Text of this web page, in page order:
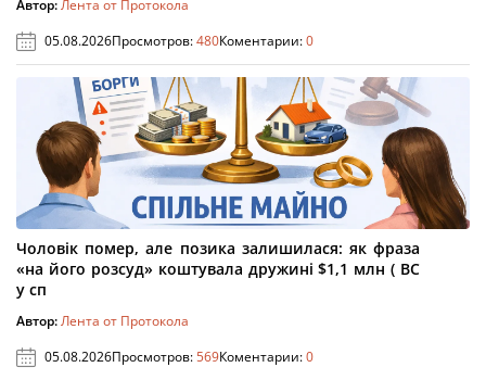
Автор:Лента от Протокола
05.08.2026Просмотров:480Коментарии:0
Чоловік помер, але позика залишилася: як фраза
«на його розсуд» коштувала дружині $1,1 млн ( ВС
у сп
Автор:Лента от Протокола
05.08.2026Просмотров:569Коментарии:0